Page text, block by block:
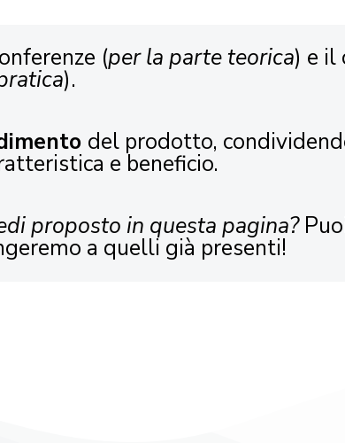
(per la parte teorica) e il
).
del prodotto,
e beneficio.
proposto in questa pagina?
a quelli già presenti!